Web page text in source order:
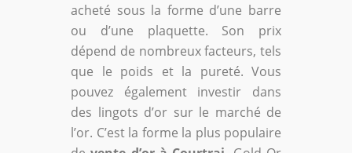
acheté sous la forme d’une barre
ou d’une plaquette. Son prix
dépend de nombreux facteurs, tels
que le poids et la pureté. Vous
pouvez également investir dans
des lingots d’or sur le marché de
l’or. C’est la forme la plus populaire